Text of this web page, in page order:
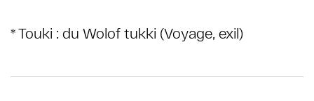
* Touki : du Wolof tukki (Voyage, exil)